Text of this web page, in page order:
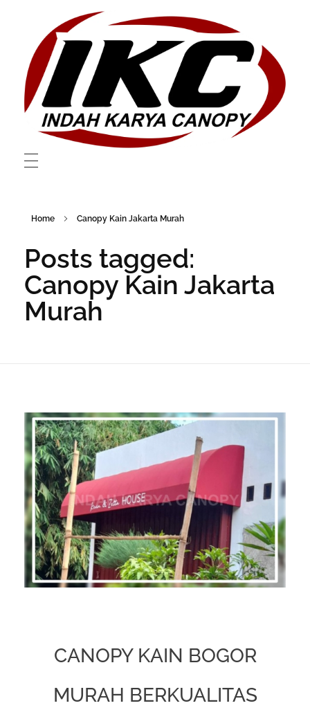
Layanan Canopy dan Membrane Berkualitas Di Bekasi
Layanan Canopy dan Membrane Berkualitas Di Bekasi
Home Canopy Kain Jakarta Murah
Posts tagged:
Canopy Kain Jakarta
Murah
CANOPY KAIN BOGOR
MURAH BERKUALITAS